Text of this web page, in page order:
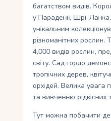
багатством видів.
у Параденії, Шрі-
унікальним
різноманітних
4,000 видів рослин,
світу. Сад гордо
тропічних дерев,
орхідей. Велика увага
та вивченню рідкісних
Тут можна побачити